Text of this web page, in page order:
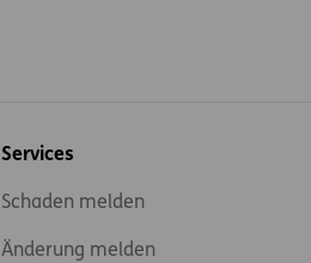
Services
Schaden melden
Änderung melden